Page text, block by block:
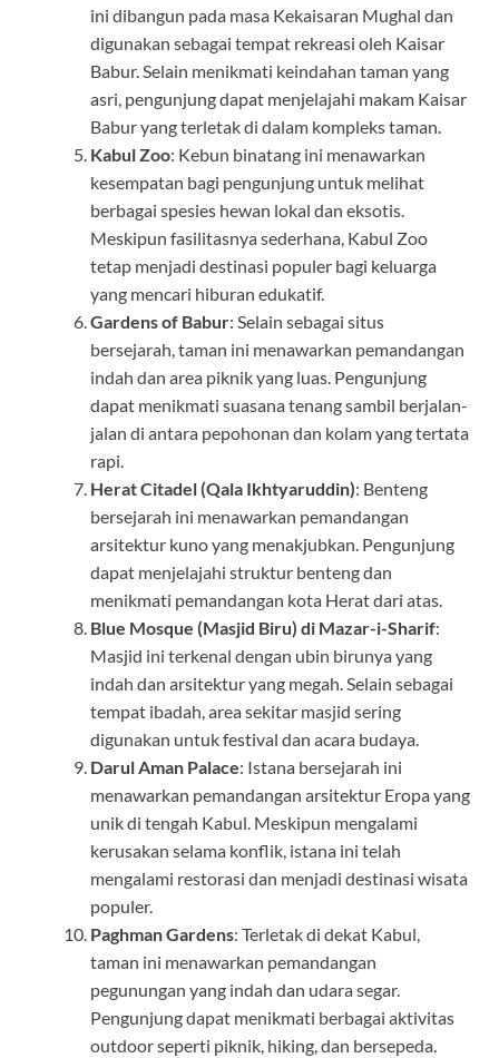
ini dibangun pada masa Kekaisaran Mughal dan
digunakan sebagai tempat rekreasi oleh Kaisar
Babur. Selain menikmati keindahan taman yang
asri, pengunjung dapat menjelajahi makam Kaisar
Babur yang terletak di dalam kompleks taman.
Kabul Zoo: Kebun binatang ini menawarkan
kesempatan bagi pengunjung untuk melihat
berbagai spesies hewan lokal dan eksotis.
Meskipun fasilitasnya sederhana, Kabul Zoo
tetap menjadi destinasi populer bagi keluarga
yang mencari hiburan edukatif.
Gardens of Babur: Selain sebagai situs
bersejarah, taman ini menawarkan pemandangan
indah dan area piknik yang luas. Pengunjung
dapat menikmati suasana tenang sambil berjalan-
jalan di antara pepohonan dan kolam yang tertata
rapi.
Herat Citadel (Qala Ikhtyaruddin): Benteng
bersejarah ini menawarkan pemandangan
arsitektur kuno yang menakjubkan. Pengunjung
dapat menjelajahi struktur benteng dan
menikmati pemandangan kota Herat dari atas.
Blue Mosque (Masjid Biru) di Mazar-i-Sharif:
Masjid ini terkenal dengan ubin birunya yang
indah dan arsitektur yang megah. Selain sebagai
tempat ibadah, area sekitar masjid sering
digunakan untuk festival dan acara budaya.
Darul Aman Palace: Istana bersejarah ini
menawarkan pemandangan arsitektur Eropa yang
unik di tengah Kabul. Meskipun mengalami
kerusakan selama konflik, istana ini telah
mengalami restorasi dan menjadi destinasi wisata
populer.
Paghman Gardens: Terletak di dekat Kabul,
taman ini menawarkan pemandangan
pegunungan yang indah dan udara segar.
Pengunjung dapat menikmati berbagai aktivitas
outdoor seperti piknik, hiking, dan bersepeda.